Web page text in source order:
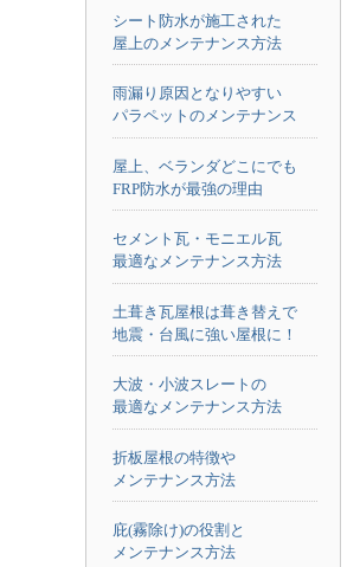
シート防水が施工された
屋上のメンテナンス方法
雨漏り原因となりやすい
パラペットのメンテナンス
屋上、ベランダどこにでも
FRP防水が最強の理由
セメント瓦・モニエル瓦
最適なメンテナンス方法
土葺き瓦屋根は葺き替えで
地震・台風に強い屋根に！
大波・小波スレートの
最適なメンテナンス方法
折板屋根の特徴や
メンテナンス方法
庇(霧除け)の役割と
メンテナンス方法